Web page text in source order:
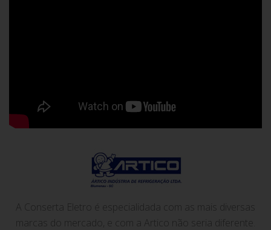
A Conserta Eletro é especialidada com as mais diversas
marcas do mercado, e com a Artico não seria diferente.